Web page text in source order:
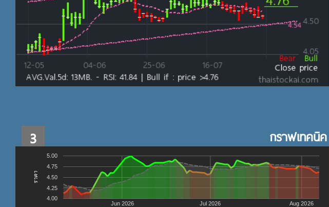
3 กราฟเทคนิค
Jun 2026 Jul 2026 Aug 2026
4.00
4.25
4.50
4.75
5.00
ราคา